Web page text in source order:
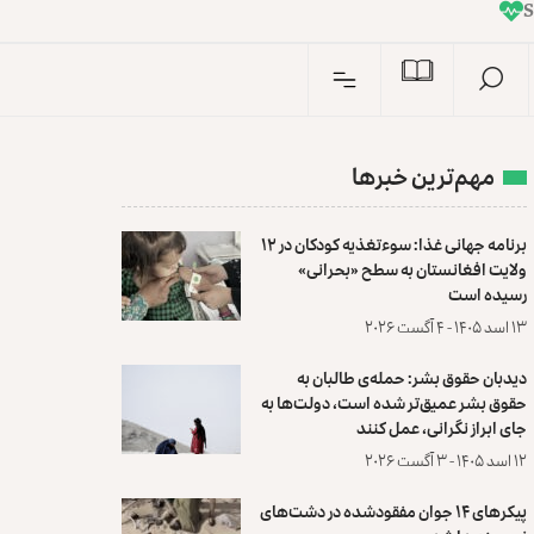
n
I
مهم‌ترین خبرها
برنامه جهانی غذا: سوءتغذیه کودکان در ۱۲
ولایت افغانستان به سطح «بحرانی»
رسیده است
۱۳ اسد ۱۴۰۵ - ۴ آگست ۲۰۲۶
دیدبان حقوق بشر: حمله‌ی طالبان به
حقوق بشر عمیق‌تر شده است، دولت‌ها به
جای ابراز نگرانی، عمل کنند
۱۲ اسد ۱۴۰۵ - ۳ آگست ۲۰۲۶
پیکرهای ۱۴ جوان مفقودشده در دشت‌های